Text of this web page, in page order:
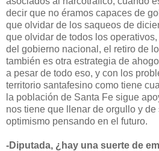
decir que no éramos capaces de
que olvidar de los saqueos de
que olvidar de todos los
del gobierno nacional, el retiro de
también es otra estrategia de
a pesar de todo eso, y con los
territorio santafesino como tiene
la población de Santa Fe sigue
nos tiene que llenar de orgullo y
optimismo pensando en el futuro.
-Diputada, ¿hay una suerte de